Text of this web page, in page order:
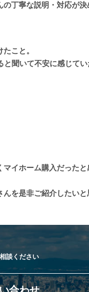
丁寧な説明・対応が決
こと。
聞いて不安に感じて
イホーム購入だったと
を是非ご紹介したい
談ください